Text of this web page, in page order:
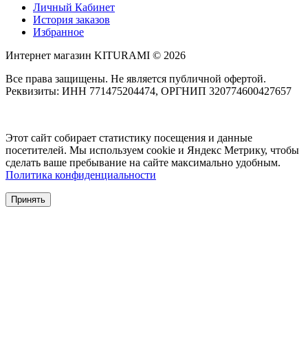
Личный Кабинет
История заказов
Избранное
Интернет магазин KITURAMI © 2026
Все права защищены. Не является публичной офертой.
Реквизиты: ИНН 771475204474, ОРГНИП 320774600427657
Этот сайт собирает статистику посещения и данные
посетителей. Мы используем cookie и Яндекс Метрику, чтобы
сделать ваше пребывание на сайте максимально удобным.
Политика конфиденциальности
Принять